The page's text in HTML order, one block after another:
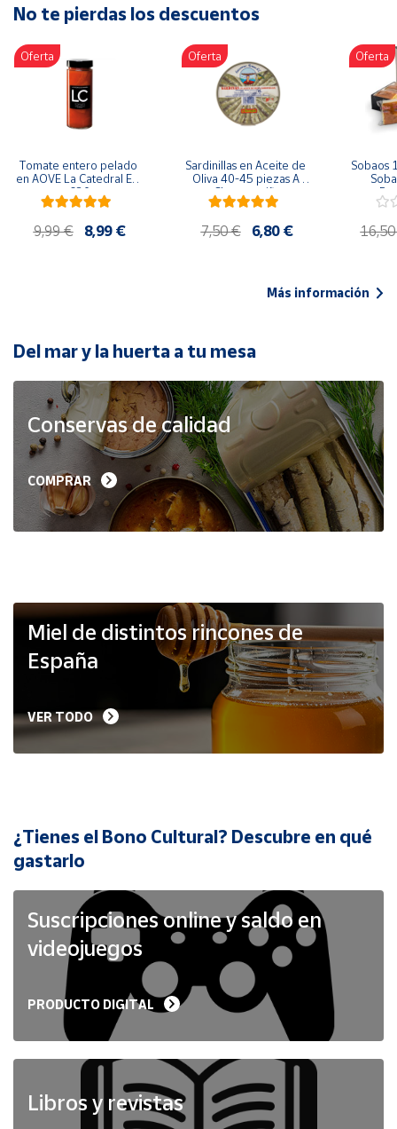
Artesanía
Oficina y
Papelería
Para Canarias,
Ceuta y Melilla
populares
Bono
Cultural
de Correos
Market
Productos
Solidarios
Ayuda
Vendedores
Mapa de
Hazte
vendedor
Cuenta
Ubicación
Península
Baleares
Melilla
No te pierdas los descuentos
Oferta
Tomate entero pelado
en AOVE La Catedral ER-
630
9,99 € 8,99 €
Oferta
Sardinillas en Aceite de
Oliva 40-45 piezas A
Churrusquiña
7,50 € 6,80 €
Oferta
Sobaos
Más información
Del mar y la huerta a tu mesa
Conservas de calidad
COMPRAR
Miel de distintos rincones de
España
VER TODO
¿Tienes el Bono Cultural? Descubre en qué
gastarlo
Suscripciones online y saldo en
videojuegos
PRODUCTO DIGITAL
Libros y revistas